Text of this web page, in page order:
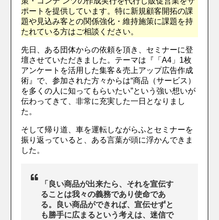
ポートを提供しています。特に新規顧客開拓の課
題や見込み客との関係強化・維持施策に課題を持
たれている方はご相談ください。
先日、ある団体からの依頼を頂き、セミナーに登
壇させていただきました。テーマは『「A4」1枚
アンケートを活用した集客＆売上アップ広告作成
術』で、参加された方々からは“商品（サービス）
を多くの人に知ってもらいたい”という強い想いが
伝わってきて、非常に充実した一日となりまし
た。
そして帰り道、車を運転しながらふとセミナーを
振り返っていると、ある言葉が頭に浮かんできま
した。
「良い商品が出来たら、それを宣伝す
ることは我々の義務であり使命であ
る。良い商品ができれば、宣伝せずと
も勝手に広まるという考えは、迷信で